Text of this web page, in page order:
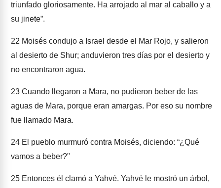
triunfado gloriosamente. Ha arrojado al mar al caballo y a
su jinete”.
22 Moisés condujo a Israel desde el Mar Rojo, y salieron
al desierto de Shur; anduvieron tres días por el desierto y
no encontraron agua.
23 Cuando llegaron a Mara, no pudieron beber de las
aguas de Mara, porque eran amargas. Por eso su nombre
fue llamado Mara.
24 El pueblo murmuró contra Moisés, diciendo: “¿Qué
vamos a beber?"
25 Entonces él clamó a Yahvé. Yahvé le mostró un árbol,